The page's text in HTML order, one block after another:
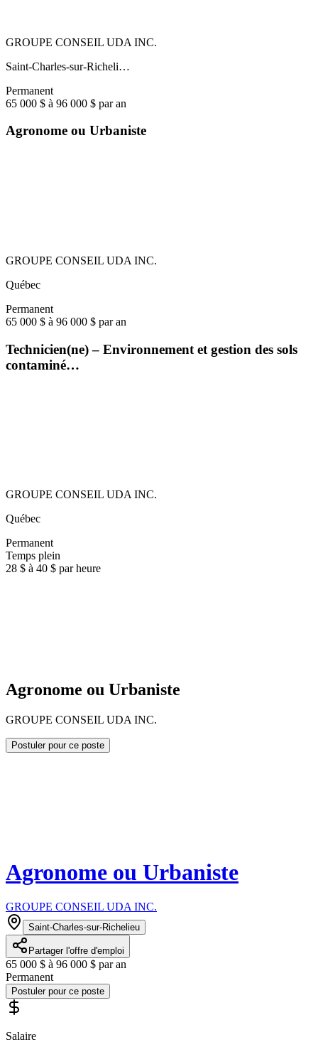
GROUPE CONSEIL UDA INC.
Saint-Charles-sur-Richeli…
Permanent
65 000 $ à 96 000 $ par an
Agronome ou Urbaniste
GROUPE CONSEIL UDA INC.
Québec
Permanent
65 000 $ à 96 000 $ par an
Technicien(ne) – Environnement et gestion des sols
contaminé…
GROUPE CONSEIL UDA INC.
Québec
Permanent
Temps plein
28 $ à 40 $ par heure
Agronome ou Urbaniste
GROUPE CONSEIL UDA INC.
Postuler pour ce poste
Agronome ou Urbaniste
GROUPE CONSEIL UDA INC.
Saint-Charles-sur-Richelieu
Partager l'offre d'emploi
65 000 $ à 96 000 $ par an
Permanent
Postuler pour ce poste
Salaire